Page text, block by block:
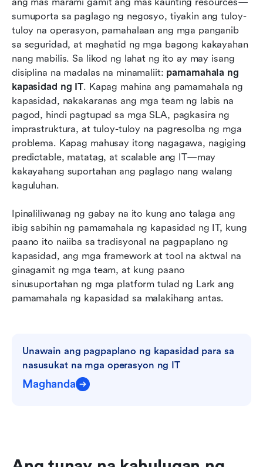
sumuporta sa paglago ng negosyo, tiyakin ang tuloy-
tuloy na operasyon, pamahalaan ang mga panganib
sa seguridad, at maghatid ng mga bagong kakayahan
nang mabilis. Sa likod ng lahat ng ito ay may isang
disiplina na madalas na minamaliit: pamamahala ng
kapasidad ng IT. Kapag mahina ang pamamahala ng
kapasidad, nakakaranas ang mga team ng labis na
pagod, hindi pagtupad sa mga SLA, pagkasira ng
imprastruktura, at tuloy-tuloy na pagresolba ng mga
problema. Kapag mahusay itong nagagawa, nagiging
predictable, matatag, at scalable ang IT—may
kakayahang suportahan ang paglago nang walang
kaguluhan.
Ipinaliliwanag ng gabay na ito kung ano talaga ang
ibig sabihin ng pamamahala ng kapasidad ng IT, kung
paano ito naiiba sa tradisyonal na pagpaplano ng
kapasidad, ang mga framework at tool na aktwal na
ginagamit ng mga team, at kung paano
sinusuportahan ng mga platform tulad ng Lark ang
pamamahala ng kapasidad sa malakihang antas.
Unawain ang pagpaplano ng kapasidad para sa
nasusukat na mga operasyon ng IT
Maghanda
Kung paano sinusuportahan ng Lark ang
pamamahala ng kapasidad ng IT sa
malawakang saklaw
Karaniwang pagkakamali ng mga koponan sa
pamamahala ng kapasidad
Pagpili ng tamang paraan ng pamamahala ng
kapasidad para sa iyong IT team
Konklusyon
Mga Madalas Itanong
Kaugnay na pagbabasa